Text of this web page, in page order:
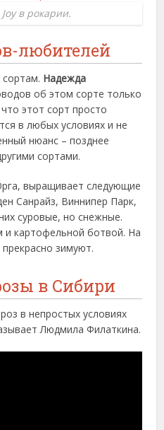
в рокарии.
любителей
Надежда
об этом сорте только
этот сорт просто
в любых условиях и не
нюанс – позднее
сортами.
выращивает следующие
Санрайз, Виннипер Парк,
суровые, но снежные.
и картофельной ботвой. На
зимуют.
в Сибири
в непростых условиях
Людмила Филаткина.